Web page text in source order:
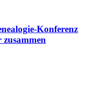
Konferenz